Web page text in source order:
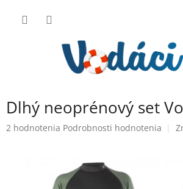
Dlhý neoprénový set
Priemerné
2 hodnotenia Podrobnosti hodnotenia